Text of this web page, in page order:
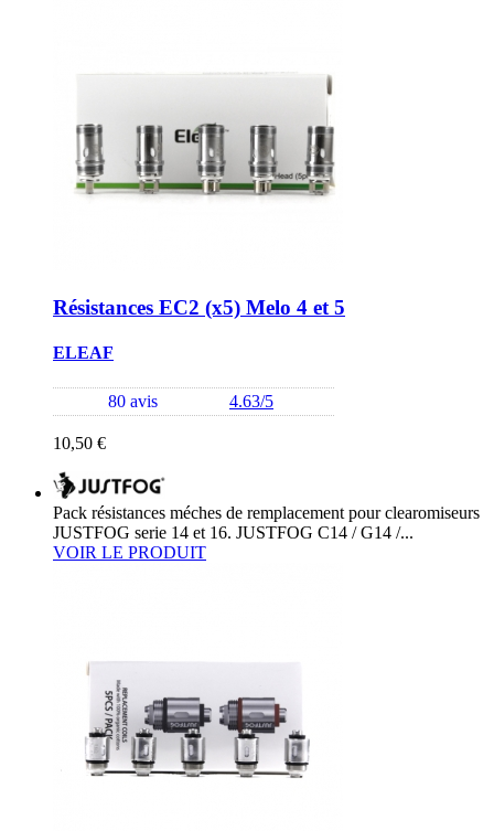
Résistances EC2 (x5) Melo 4 et 5
ELEAF
80 avis 4.63/5
10,50 €
Pack résistances méches de remplacement pour clearomiseurs
JUSTFOG serie 14 et 16. JUSTFOG C14 / G14 /...
VOIR LE PRODUIT